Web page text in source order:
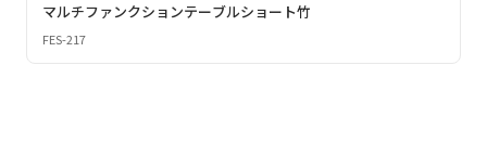
マルチファンクションテーブルショート竹
FES-217